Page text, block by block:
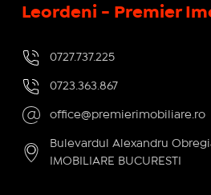
Leordeni - Premier
0727.737.225
0723.363.867
office@premierimobiliare.ro
Bulevardul Alexandru
IMOBILIARE BUCURESTI